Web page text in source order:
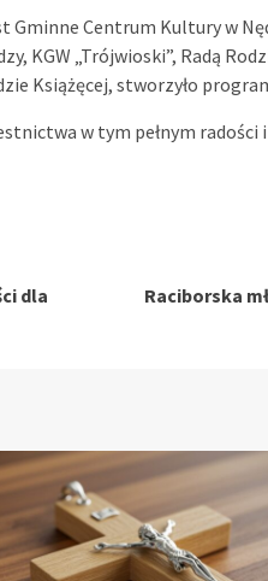
Centrum Kultury w
KGW „Trójwioski”, Radą
Książęcej, stworzyło
w tym pełnym radości
dla
Raciborska